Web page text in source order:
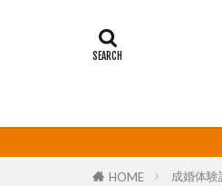
HOME 成婚体験